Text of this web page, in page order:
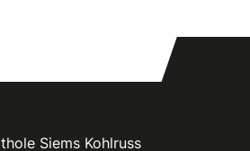
Siems Kohlruss